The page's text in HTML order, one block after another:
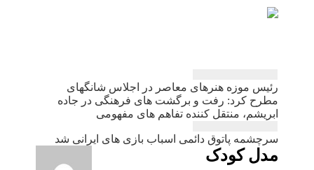
نوشته
رئیس موزه هنرهای معاصر در اجلاس شانگهای
مطرح كرد: رفت و برگشت های فرهنگی در جاده
ابریشم، منتقل كننده تفاهم های مفهومی
سرچشمه پاتوق دائمی اسباب بازی های ایرانی شد
مدل کودک